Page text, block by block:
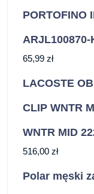
PORTOFINO
ARJL100870-
65,99 zł
LACOSTE
CLIP WNTR
WNTR MID
516,00 zł
Polar męski